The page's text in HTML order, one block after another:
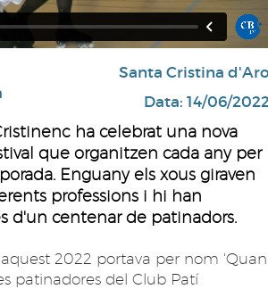
Santa Cristina
Data: 14/06/
ha celebrat una nova
que organitzen cada any per
Enguany els xous giraven
professions i hi han
d'un centenar de patinadors.
2022 portava per nom 'Quan
patinadores del Club Patí